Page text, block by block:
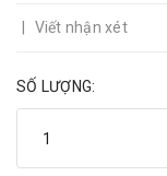
Viết nhận xét
SỐ LƯỢNG: